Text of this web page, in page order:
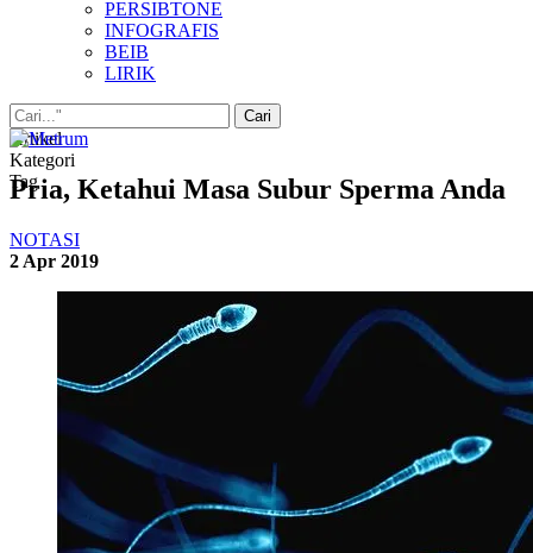
PERSIBTONE
INFOGRAFIS
BEIB
LIRIK
Artikel
Kategori
Tag
Pria, Ketahui Masa Subur Sperma Anda
NOTASI
2 Apr 2019